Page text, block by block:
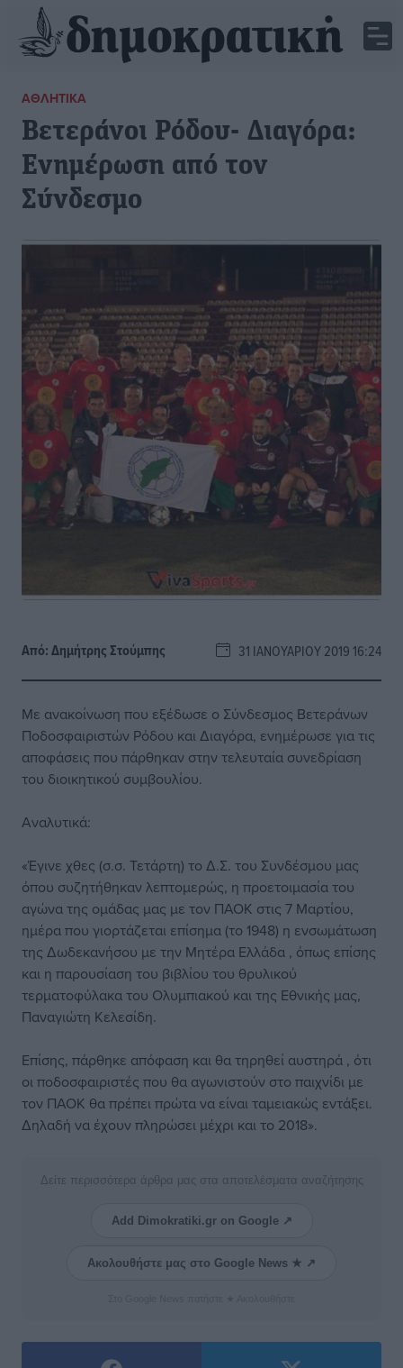
ΑΘΛΗΤΙΚΆ
Βετεράνοι Ρόδου- Διαγόρα:
Ενημέρωση από τον
Σύνδεσμο
Από:Δημήτρης Στούμπης 31 ΙΑΝΟΥΑΡΊΟΥ 2019 16:24
Με ανακοίνωση που εξέδωσε ο Σύνδεσμος Βετεράνων
Ποδοσφαιριστών Ρόδου και Διαγόρα, ενημέρωσε για τις
αποφάσεις που πάρθηκαν στην τελευταία συνεδρίαση
του διοικητικού συμβουλίου.
Αναλυτικά:
«Έγινε χθες (σ.σ. Τετάρτη) το Δ.Σ. του Συνδέσμου μας
όπου συζητήθηκαν λεπτομερώς, η προετοιμασία του
αγώνα της ομάδας μας με τον ΠΑΟΚ στις 7 Μαρτίου,
ημέρα που γιορτάζεται επίσημα (το 1948) η ενσωμάτωση
της Δωδεκανήσου με την Μητέρα Ελλάδα , όπως επίσης
και η παρουσίαση του βιβλίου του θρυλικού
τερματοφύλακα του Ολυμπιακού και της Εθνικής μας,
Παναγιώτη Κελεσίδη.
Επίσης, πάρθηκε απόφαση και θα τηρηθεί αυστηρά , ότι
οι ποδοσφαιριστές που θα αγωνιστούν στο παιχνίδι με
τον ΠΑΟΚ θα πρέπει πρώτα να είναι ταμειακώς εντάξει.
Δηλαδή να έχουν πληρώσει μέχρι και το 2018».
Δείτε περισσότερα άρθρα μας στα αποτελέσματα αναζήτησης
Add Dimokratiki.gr on Google ↗
Ακολουθήστε μας στο Google News ★ ↗